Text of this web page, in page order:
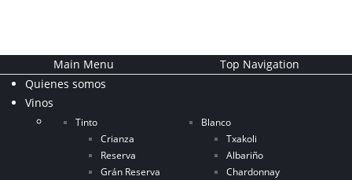
Main Menu
Top Navigation
Quienes somos
Vinos
Tinto
Crianza
Reserva
Grán Reserva
Blanco
Txakoli
Albariño
Chardonnay